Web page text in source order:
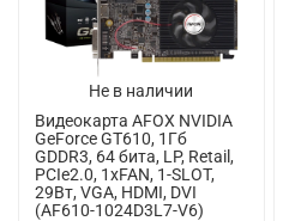
Не в наличии
Видеокарта AFOX NVIDIA
GeForce GT610, 1Гб
GDDR3, 64 бита, LP, Retail,
PCIe2.0, 1xFAN, 1-SLOT,
29Вт, VGA, HDMI, DVI
(AF610-1024D3L7-V6)